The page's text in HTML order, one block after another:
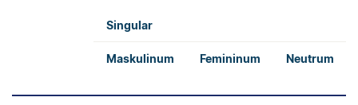
Singular
Maskulinum Femininum Neutrum